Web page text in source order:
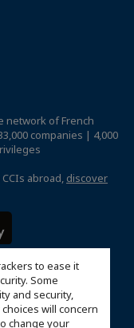
to ease it
Some
and security,
will concern
change your
network of French
companies | 4,000
abroad, discover